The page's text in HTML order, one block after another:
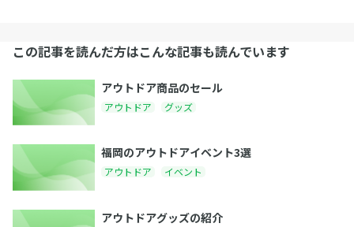
この記事を読んだ方はこんな記事も読んでいます
アウトドア商品のセール
アウトドア グッズ
福岡のアウトドアイベント3選
アウトドア イベント
アウトドアグッズの紹介